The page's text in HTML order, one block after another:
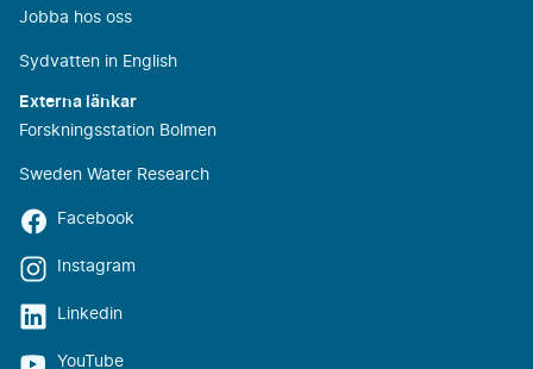
Jobba hos oss
Sydvatten in English
Externa länkar
Forskningsstation Bolmen
Sweden Water Research
Facebook
Instagram
Linkedin
YouTube